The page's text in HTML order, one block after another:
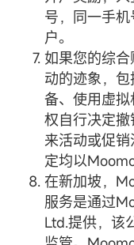
号，同一手
户。
如果您的综
动的迹象，
备、使用虚
权自行决定
来活动或促
定均以
在新加坡，
服务是通过
Ltd.提供，该